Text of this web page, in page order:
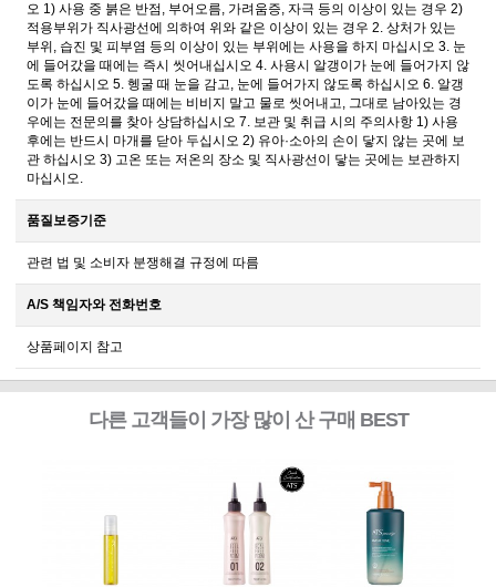
오 1) 사용 중 붉은 반점, 부어오름, 가려움증, 자극 등의 이상이 있는 경우 2)
적용부위가 직사광선에 의하여 위와 같은 이상이 있는 경우 2. 상처가 있는
부위, 습진 및 피부염 등의 이상이 있는 부위에는 사용을 하지 마십시오 3. 눈
에 들어갔을 때에는 즉시 씻어내십시오 4. 사용시 알갱이가 눈에 들어가지 않
도록 하십시오 5. 헹굴 때 눈을 감고, 눈에 들어가지 않도록 하십시오 6. 알갱
이가 눈에 들어갔을 때에는 비비지 말고 물로 씻어내고, 그대로 남아있는 경
우에는 전문의를 찾아 상담하십시오 7. 보관 및 취급 시의 주의사항 1) 사용
후에는 반드시 마개를 닫아 두십시오 2) 유아·소아의 손이 닿지 않는 곳에 보
관 하십시오 3) 고온 또는 저온의 장소 및 직사광선이 닿는 곳에는 보관하지
마십시오.
품질보증기준
관련 법 및 소비자 분쟁해결 규정에 따름
A/S 책임자와 전화번호
상품페이지 참고
다른 고객들이 가장 많이 산 구매 BEST